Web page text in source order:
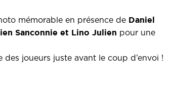
mémorable en présence de Daniel
Sanconnie et Lino Julien pour une
des joueurs juste avant le coup d’envoi !